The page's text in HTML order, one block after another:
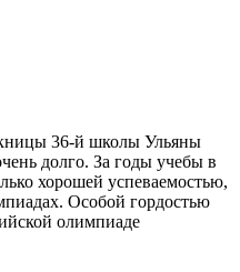
36-й школы Ульяны
долго. За годы учебы в
хорошей успеваемостью,
Особой гордостью
олимпиаде